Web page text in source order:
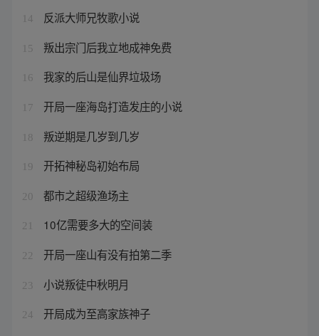
14 反派大师兄牧歌小说
15 叛出宗门后我立地成神免费
16 我家的后山是仙界垃圾场
17 开局一座海岛打造发庄的小说
18 叛逆期是几岁到几岁
19 开拓神秘岛初始布局
20 都市之超级渔场主
21 10亿需要多大的空间装
22 开局一座山有没有拍第二季
23 小说叛徒中秋明月
24 开局成为至高家族神子